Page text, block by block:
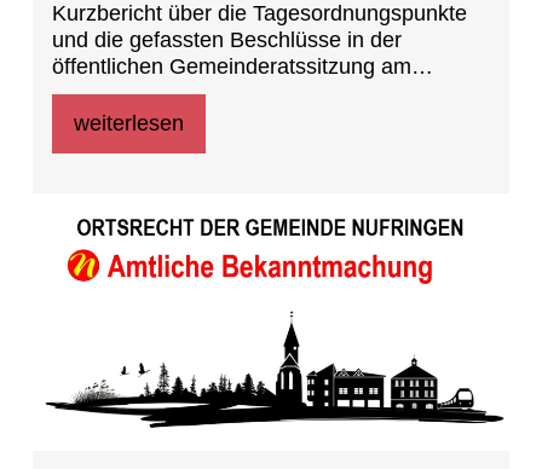
Kurzbericht über die Tagesordnungspunkte
und die gefassten Beschlüsse in der
öffentlichen Gemeinderatssitzung am
18.05.202 (Beschlussprotokoll)
weiterlesen